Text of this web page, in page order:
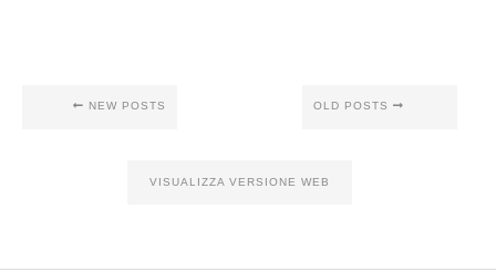
NEW POSTS OLD POSTS
VISUALIZZA VERSIONE WEB